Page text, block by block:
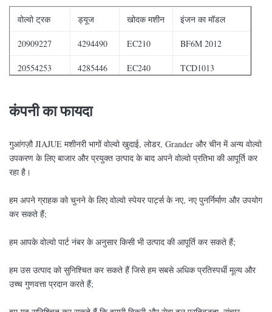
वोल्वो ट्रक ड्यूज खोदक मशीन इंजन का मॉडल
20909227 4294490 EC210 BF6M 2012
20554253 4285446 EC240 TCD1013
f476280.1 04504262
4288415
कंपनी का फायदा
गुआंगज़ौ JIAJUE मशीनरी भागों वोल्वो खुदाई, लोडर, Grander और चीन में अन्य वोल्वो
उपकरण के लिए बाजार और प्रयुक्त उत्पाद के बाद अपने वोल्वो प्रतिभा की आपूर्ति कर
रहा है।
हम अपने ग्राहक को चुनने के लिए वोल्वो स्पेयर पार्ट्स के नए, नए पुनर्निर्माण और उपयोग
कर सकते हैं;
हम आपके वोल्वो पार्ट नंबर के अनुसार किसी भी उत्पाद की आपूर्ति कर सकते हैं;
हम उस उत्पाद को सुनिश्चित कर सकते हैं जिसे हम सबसे अधिक प्रतिस्पर्धी मूल्य और
उच्च गुणवत्ता प्रदान करते हैं;